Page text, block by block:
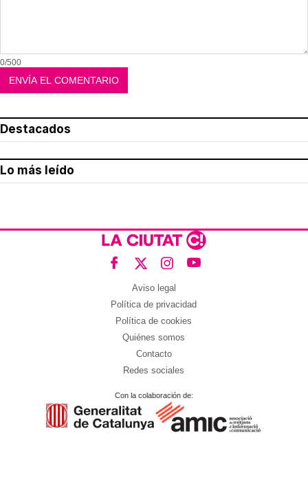
0/500
Destacados
Lo más leído
Aviso legal
Política de privacidad
Política de cookies
Quiénes somos
Contacto
Redes sociales
Con la colaboración de: